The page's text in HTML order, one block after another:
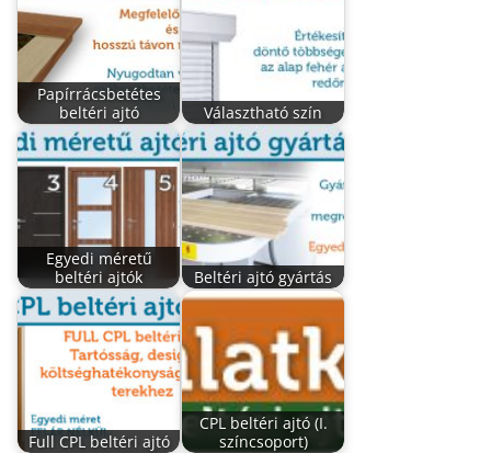
Papírrácsbetétes
beltéri ajtó
Választható szín
Egyedi méretű
beltéri ajtók
Beltéri ajtó gyártás
Full CPL beltéri ajtó
CPL beltéri ajtó (I.
színcsoport)